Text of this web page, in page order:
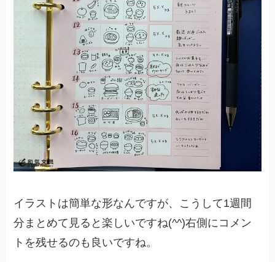
イラストは簡単な形なんですが、こうして1週間
分まとめて見ると楽しいですね(^^)右側にコメン
トを残せるのも良いですね。